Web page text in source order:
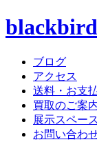
ブログ
アクセス
送料・お支
買取のご案
展示スペース
お問い合わ